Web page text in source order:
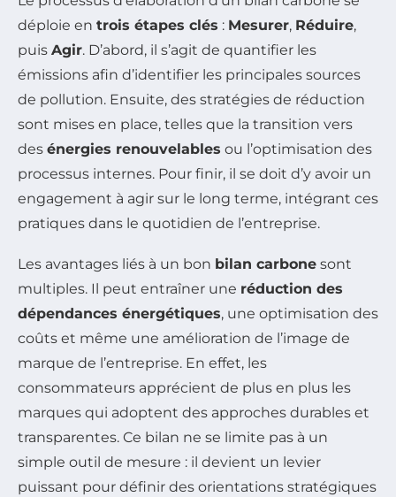
déploie en trois étapes clés : Mesurer, Réduire,
puis Agir. D’abord, il s’agit de quantifier les
émissions afin d’identifier les principales sources
de pollution. Ensuite, des stratégies de réduction
sont mises en place, telles que la transition vers
des énergies renouvelables ou l’optimisation des
processus internes. Pour finir, il se doit d’y avoir un
engagement à agir sur le long terme, intégrant ces
pratiques dans le quotidien de l’entreprise.
Les avantages liés à un bon bilan carbone sont
multiples. Il peut entraîner une réduction des
dépendances énergétiques, une optimisation des
coûts et même une amélioration de l’image de
marque de l’entreprise. En effet, les
consommateurs apprécient de plus en plus les
marques qui adoptent des approches durables et
transparentes. Ce bilan ne se limite pas à un
simple outil de mesure : il devient un levier
puissant pour définir des orientations stratégiques